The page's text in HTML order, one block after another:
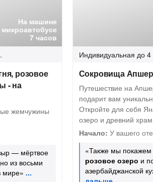
На машине
7 часов
розовое
- на
жемчужины
— мёртвое
из восьми
мире»
Индивидуальная до 4
Сокровища
Путешествие на
подарит вам
Откройте для себя
озеро и древний
Начало: У вашего
«Также мы покажем
розовое озеро и
азербайджанской